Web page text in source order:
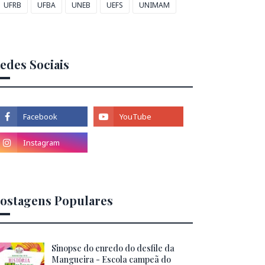
UFRB UFBA UNEB UEFS UNIMAM
Sociais
Populares
Sinopse do enredo do desfile da
Mangueira - Escola campeã do